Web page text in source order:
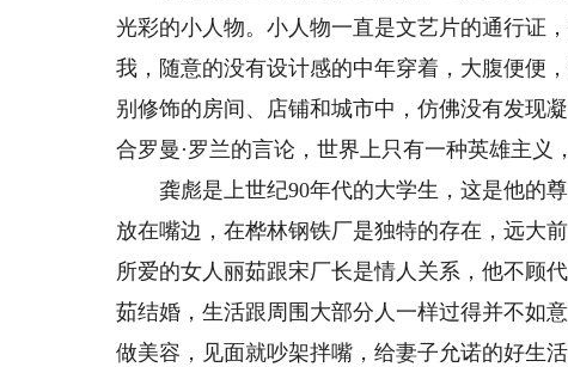
光彩的小人物。小人物一直是文艺片的通行证
我，随意的没有设计感的中年穿着，大腹便便
别修饰的房间、店铺和城市中，仿佛没有发现
合罗曼·罗兰的言论，世界上只有一种英雄主义
龚彪是上世纪90年代的大学生，这是他的尊
放在嘴边，在桦林钢铁厂是独特的存在，远大
所爱的女人丽茹跟宋厂长是情人关系，他不顾
茹结婚，生活跟周围大部分人一样过得并不如
做美容，见面就吵架拌嘴，给妻子允诺的好生